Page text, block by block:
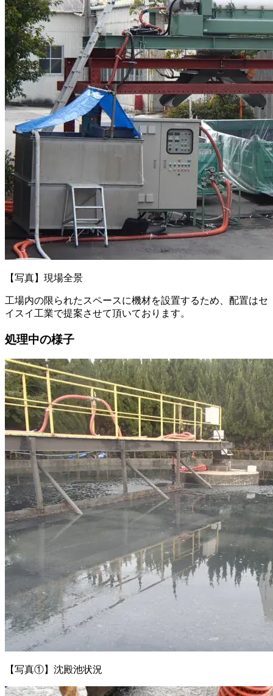
【写真】現場全景
工場内の限られたスペースに機材を設置するため、配置はセ
イスイ工業で提案させて頂いております。
処理中の様子
【写真①】沈殿池状況